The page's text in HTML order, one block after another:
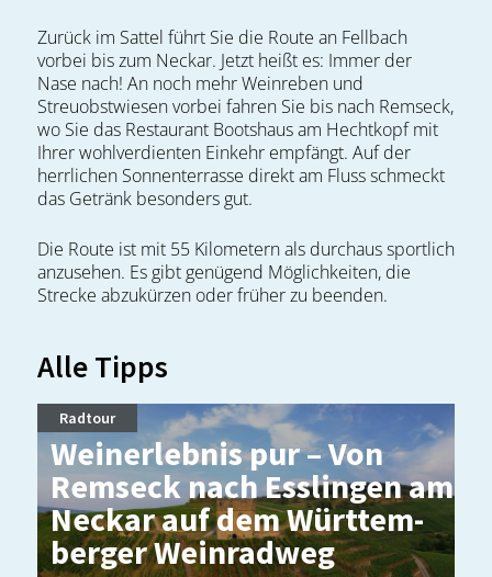
Zurück im Sattel führt Sie die Route an Fellbach
vorbei bis zum Neckar. Jetzt heißt es: Immer der
Nase nach! An noch mehr Weinreben und
Streuobstwiesen vorbei fahren Sie bis nach Remseck,
wo Sie das Restaurant Bootshaus am Hechtkopf mit
Ihrer wohlverdienten Einkehr empfängt. Auf der
herrlichen Sonnenterrasse direkt am Fluss schmeckt
das Getränk besonders gut.
Die Route ist mit 55 Kilometern als durchaus sportlich
anzusehen. Es gibt genügend Möglichkeiten, die
Strecke abzukürzen oder früher zu beenden.
Alle Tipps
Wei­n­er­leb­nis pur – Von
Rem­s­eck nach Ess­lin­gen am
Ne­ckar auf dem Würt­tem­
ber­ger Wein­rad­weg
Radtour